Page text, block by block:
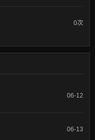
0次
06-12
06-13